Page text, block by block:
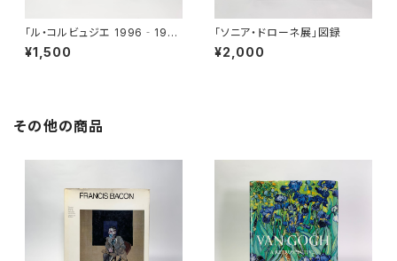
「ル・コルビュジエ 1996‐199
7」展図録
¥1,500
「ソニア・ドローネ展」図録
¥2,000
その他の商品